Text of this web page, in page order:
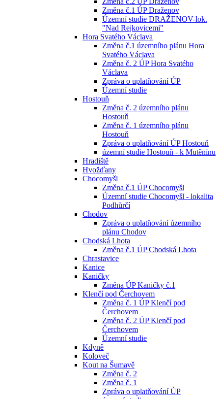
Změna č.1 ÚP Draženov
Územní studie DRAŽENOV-lok.
"Nad Rejkovicemi"
Hora Svatého Václava
Změna č.1 územního plánu Hora
Svatého Václava
Změna č. 2 ÚP Hora Svatého
Václava
Zpráva o uplatňování ÚP
Územní studie
Hostouň
Změna č. 2 územního plánu
Hostouň
Změna č. 1 územního plánu
Hostouň
Zpráva o uplatňování ÚP Hostouň
územní studie Hostouň - k Mutěnínu
Hradiště
Hvožďany
Chocomyšl
Změna č.1 ÚP Chocomyšl
Územní studie Chocomyšl - lokalita
Podhůrčí
Chodov
Zpráva o uplatňování územního
plánu Chodov
Chodská Lhota
Změna č.1 ÚP Chodská Lhota
Chrastavice
Kanice
Kaničky
Změna ÚP Kaničky č.1
Klenčí pod Čerchovem
Změna č. 1 ÚP Klenčí pod
Čerchovem
Změna č. 2 ÚP Klenčí pod
Čerchovem
Územní studie
Kdyně
Koloveč
Kout na Šumavě
Změna č. 2
Změna č. 1
Zpráva o uplatňování ÚP